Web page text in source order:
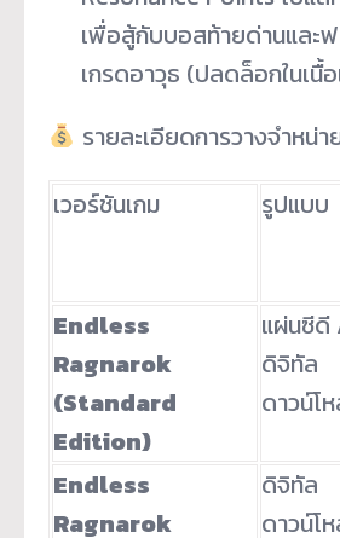
เพื่อสู้กับบอสท้ายด่านและ
เกรดอาวุธ (ปลดล็อกในเนื้
รายละเอียดการวางจำหน่า
เวอร์ชันเกม
รูปแบบ
Endless
Ragnarok
(Standard
Edition)
แผ่นซีดี
ดิจิทัล
ดาวน์โ
Endless
Ragnarok
ดิจิทัล
ดาวน์โ